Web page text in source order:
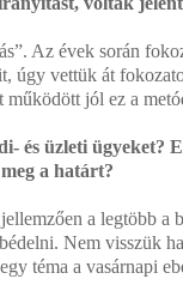
Az évek során
úgy vettük át
működött jól ez a
és üzleti ügyeket?
a határt?
a legtöbb a
Nem visszük
téma a vasárnapi